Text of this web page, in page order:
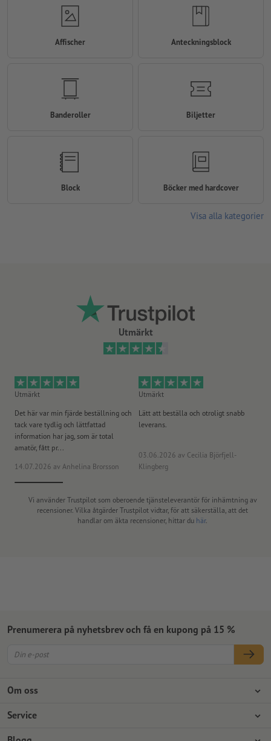
Utmärkt
Utmärkt
Det här var min fjärde beställning och
tack vare tydlig och lättfattad
information har jag, som är total
amatör, fått pr...
14.07.2026 av Anhelina Brorsson
Utmärkt
Lätt att beställa och otroligt snabb
leverans.
03.06.2026 av Cecilia Björfjell-
Klingberg
Vi använder Trustpilot som oberoende tjänsteleverantör för inhämtning av
recensioner. Vilka åtgärder Trustpilot vidtar, för att säkerställa, att det
handlar om äkta recensioner, hittar du här.
Affischer Anteckningsblock
Banderoller Biljetter
Block Böcker med hardcover
Visa alla kategorier
Om oss
Företag
Service
Betalningsalternativ
Prenumerera på nyhetsbrev och få en kupong på 15 %